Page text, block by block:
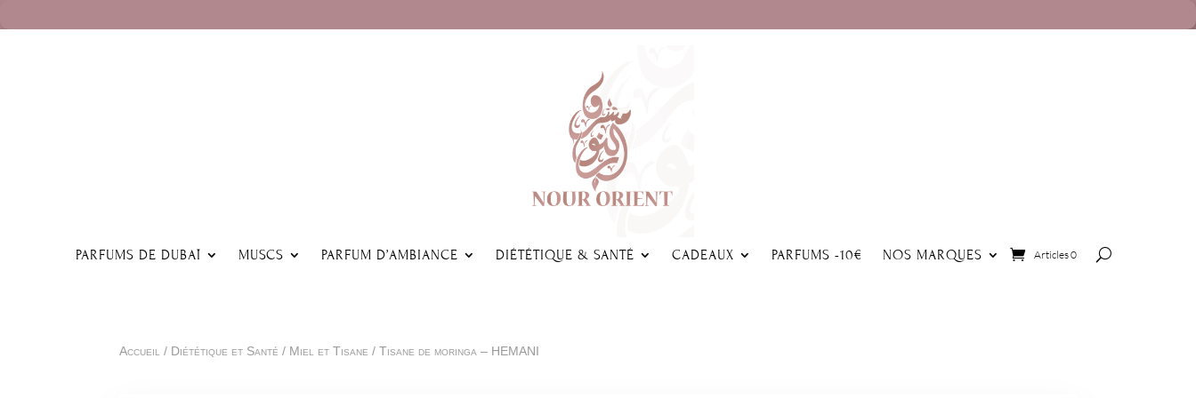
PARFUMS DE DUBAÏ MUSCS PARFUM D’AMBIANCE DIÉTÉTIQUE & SANTÉ CADEAUX PARFUMS -10€ NOS MARQUES Articles 0
Accueil / Diététique et Santé / Miel et Tisane / Tisane de moringa – HEMANI